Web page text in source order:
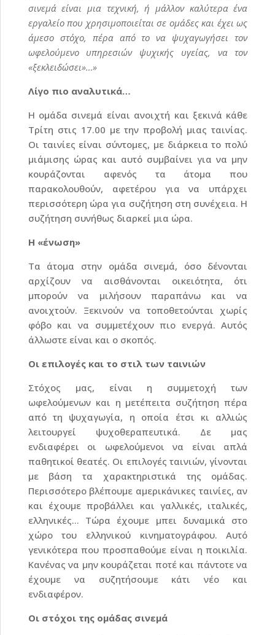
σινεμά είναι μια τεχνική, ή μάλλον καλύτερα ένα
εργαλείο που χρησιμοποιείται σε ομάδες και έχει ως
άμεσο στόχο, πέρα από το να ψυχαγωγήσει τον
ωφελούμενο υπηρεσιών ψυχικής υγείας, να τον
«ξεκλειδώσει»…»
Λίγο πιο αναλυτικά…
Η ομάδα σινεμά είναι ανοιχτή και ξεκινά κάθε
Τρίτη στις 17.00 με την προβολή μιας ταινίας.
Οι ταινίες είναι σύντομες, με διάρκεια το πολύ
μιάμισης ώρας και αυτό συμβαίνει για να μην
κουράζονται αφενός τα άτομα που
παρακολουθούν, αφετέρου για να υπάρχει
περισσότερη ώρα για συζήτηση στη συνέχεια. Η
συζήτηση συνήθως διαρκεί μια ώρα.
Η «ένωση»
Τα άτομα στην ομάδα σινεμά, όσο δένονται
αρχίζουν να αισθάνονται οικειότητα, ότι
μπορούν να μιλήσουν παραπάνω και να
ανοιχτούν. Ξεκινούν να τοποθετούνται χωρίς
φόβο και να συμμετέχουν πιο ενεργά. Αυτός
άλλωστε είναι και ο σκοπός.
Οι επιλογές και το στιλ των ταινιών
Στόχος μας, είναι η συμμετοχή των
ωφελούμενων και η μετέπειτα συζήτηση πέρα
από τη ψυχαγωγία, η οποία έτσι κι αλλιώς
λειτουργεί ψυχοθεραπευτικά. Δε μας
ενδιαφέρει οι ωφελούμενοι να είναι απλά
παθητικοί θεατές. Οι επιλογές ταινιών, γίνονται
με βάση τα χαρακτηριστικά της ομάδας.
Περισσότερο βλέπουμε αμερικάνικες ταινίες, αν
και έχουμε προβάλλει και γαλλικές, ιταλικές,
ελληνικές… Τώρα έχουμε μπει δυναμικά στο
χώρο του ελληνικού κινηματογράφου. Αυτό
γενικότερα που προσπαθούμε είναι η ποικιλία.
Κανένας να μην κουράζεται ποτέ και πάντοτε να
έχουμε να συζητήσουμε κάτι νέο και
ενδιαφέρον.
Οι στόχοι της ομάδας σινεμά